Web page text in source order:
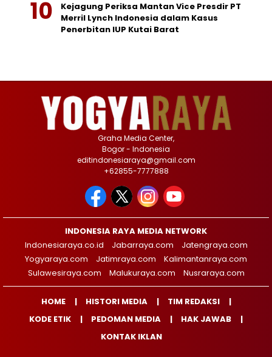
Kejagung Periksa Mantan Vice Presdir PT
Merril Lynch Indonesia dalam Kasus
Penerbitan IUP Kutai Barat
Graha Media Center,
Bogor - Indonesia
editindonesiaraya@gmail.com
+62855-7777888
INDONESIA RAYA MEDIA NETWORK
Indonesiaraya.co.id
Jabarraya.com
Jatengraya.com
Yogyaraya.com
Jatimraya.com
Kalimantanraya.com
Sulawesiraya.com
Malukuraya.com Nusraraya.com
HOME HISTORI MEDIA
TIM REDAKSI
KODE ETIK
PEDOMAN MEDIA
HAK JAWAB
KONTAK IKLAN